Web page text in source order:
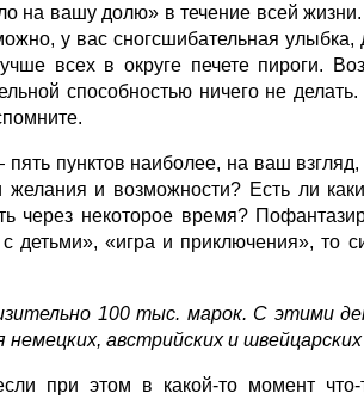
на вашу долю» в течение всей
у вас сногсшибательная улыбка,
всех в округе печете пироги.
способностью ничего не
пунктов наиболее, на ваш взгляд,
и возможности? Есть ли
некоторое время?
детьми», «игра и приключения», то
100 тыс. марок. С этими
австрийских и
при этом в какой-то момент что-